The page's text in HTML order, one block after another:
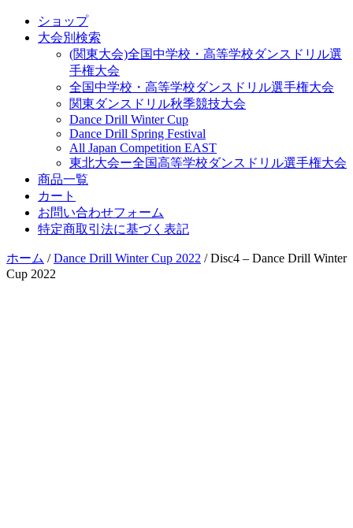
ショップ
大会別検索
(関東大会)全国中学校・高等学校ダンスドリル選
手権大会
全国中学校・高等学校ダンスドリル選手権大会
関東ダンスドリル秋季競技大会
Dance Drill Winter Cup
Dance Drill Spring Festival
All Japan Competition EAST
東北大会ー全国高等学校ダンスドリル選手権大会
商品一覧
カート
お問い合わせフォーム
特定商取引法に基づく表記
ホーム /Dance Drill Winter Cup 2022 / Disc4 – Dance Drill Winter
Cup 2022